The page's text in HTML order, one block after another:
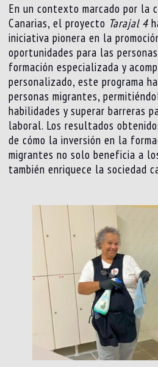
En un contexto marcado por la
Canarias, el proyecto Tarajal 4
iniciativa pionera en la
oportunidades para las
formación especializada y
personalizado, este programa
personas migrantes,
habilidades y superar barreras
laboral. Los resultados
de cómo la inversión en la
migrantes no solo beneficia a
también enriquece la sociedad